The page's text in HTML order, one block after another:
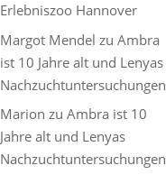
Erlebniszoo Hannover
Margot Mendel zuAmbra
ist 10 Jahre alt und Lenyas
Nachzuchtuntersuchungen
Marion zuAmbra ist 10
Jahre alt und Lenyas
Nachzuchtuntersuchungen